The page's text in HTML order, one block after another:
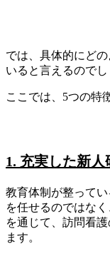
では、具体的にど
いると言えるのでし
ここでは、5つの特
1. 充実した新
教育体制が整って
を任せるのではなく
を通じて、訪問看
ます。